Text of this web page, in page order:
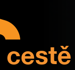
cestě